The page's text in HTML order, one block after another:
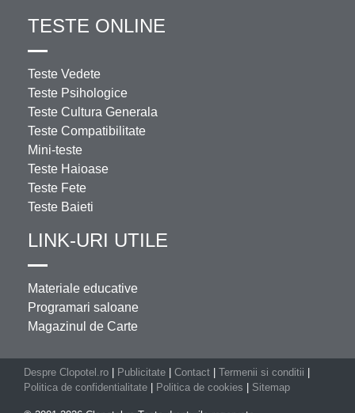
TESTE ONLINE
Teste Vedete
Teste Psihologice
Teste Cultura Generala
Teste Compatibilitate
Mini-teste
Teste Haioase
Teste Fete
Teste Baieti
LINK-URI UTILE
Materiale educative
Programari saloane
Magazinul de Carte
Despre Clopotel.ro Publicitate Contact Termenii si conditii
Politica de confidentialitate
Politica de cookies Sitemap